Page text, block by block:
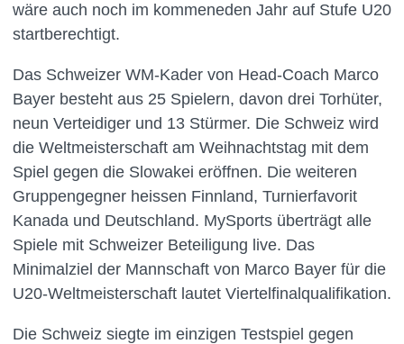
wäre auch noch im kommeneden Jahr auf Stufe U20
startberechtigt.
Das Schweizer WM-Kader von Head-Coach Marco
Bayer besteht aus 25 Spielern, davon drei Torhüter,
neun Verteidiger und 13 Stürmer. Die Schweiz wird
die Weltmeisterschaft am Weihnachtstag mit dem
Spiel gegen die Slowakei eröffnen. Die weiteren
Gruppengegner heissen Finnland, Turnierfavorit
Kanada und Deutschland. MySports überträgt alle
Spiele mit Schweizer Beteiligung live. Das
Minimalziel der Mannschaft von Marco Bayer für die
U20-Weltmeisterschaft lautet Viertelfinalqualifikation.
Die Schweiz siegte im einzigen Testspiel gegen